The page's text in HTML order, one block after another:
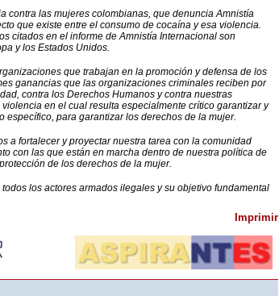
contra las mujeres colombianas, que denuncia Amnistía
que existe entre el consumo de cocaína y esa violencia.
citados en el informe de Amnistía Internacional son
y los Estados Unidos.
que trabajan en la promoción y defensa de los
ganancias que las organizaciones criminales reciben por
contra los Derechos Humanos y contra nuestras
en el cual resulta especialmente crítico garantizar y
para garantizar los derechos de la mujer.
a fortalecer y proyectar nuestra tarea con la comunidad
con las que están en marcha dentro de nuestra política de
de los derechos de la mujer.
los actores armados ilegales y su objetivo fundamental
Imprimir